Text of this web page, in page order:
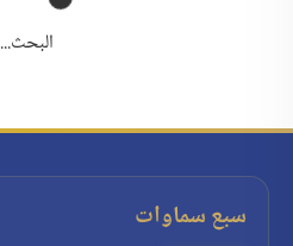
البحث...
سبع سماوات